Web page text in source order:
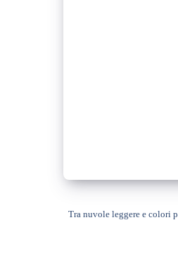
Tra nuvole leggere e colori